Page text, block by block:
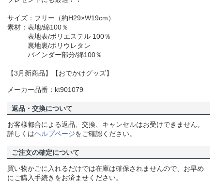
サイズ：フリー（約H29×W19cm）
素材：表地/綿100％
表地表/ポリエステル 100％
裏地裏/ポリウレタン
バインダー部分/綿100％
【3月新商品】【おでかけグッズ】
メーカー品番：kt901079
返品・交換について
お客様都合による返品、交換、キャンセルはお受けできません。
詳しくはヘルプページをご確認ください。
ご注文の確定について
買い物かごに入れるだけでは在庫は確保されませんので、お早め
にご購入手続きをお済ませください。